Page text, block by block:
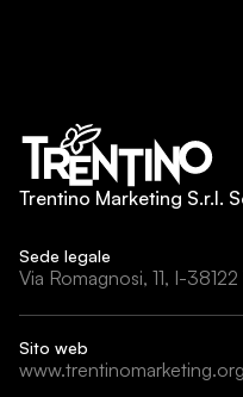
Trentino Marketing S.r.l.
Sede legale
Via Romagnosi, 11, I-
Sito web
www.trentinomarketing.org